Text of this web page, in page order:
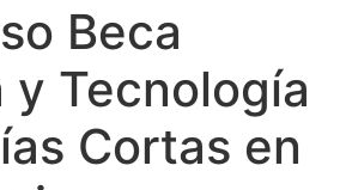
Beca
y Tecnología
Cortas en